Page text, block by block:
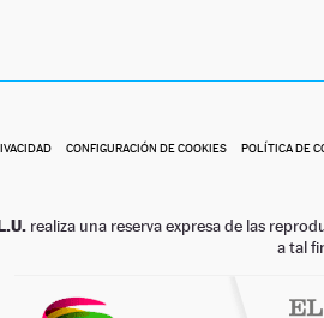
CONFIGURACIÓN DE COOKIES POLÍTICA DE
realiza una reserva expresa de las
a tal